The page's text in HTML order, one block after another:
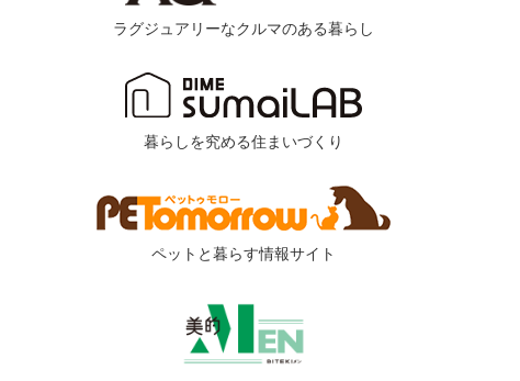
ラグジュアリーなクルマのある暮らし
暮らしを究める住まいづくり
ペットと暮らす情報サイト